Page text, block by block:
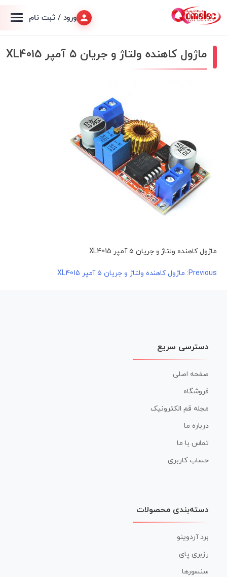
ورود / ثبت نام
ماژول کاهنده ولتاژ و جریان ۵ آمپر XL4015
ماژول کاهنده ولتاژ و جریان ۵ آمپر XL4015
راهبری
Previous: ماژول کاهنده ولتاژ و جریان ۵ آمپر XL4015
دسترسی سریع
صفحه اصلی
فروشگاه
مجله قم الکترونیک
درباره ما
تماس با ما
حساب کاربری
دسته‌بندی محصولات
برد آردوینو
رزبری پای
سنسورها